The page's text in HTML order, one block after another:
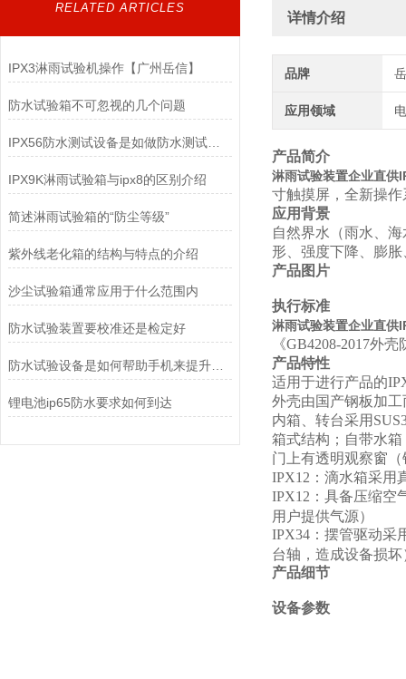
RELATED ARTICLES
IPX3淋雨试验机操作【广州岳信】
防水试验箱不可忽视的几个问题
IPX56防水测试设备是如做防水测试的（二）
IPX9K淋雨试验箱与ipx8的区别介绍
简述淋雨试验箱的“防尘等级”
紫外线老化箱的结构与特点的介绍
沙尘试验箱通常应用于什么范围内
防水试验装置要校准还是检定好
防水试验设备是如何帮助手机来提升防水性能的
锂电池ip65防水要求如何到达
详情介绍
品牌
应用领域
产品简介
淋雨试验装置企业直供
寸触摸屏，全新操
应用背景
自然界水（雨水、
形、强度下降、膨
产品图片
执行标准
淋雨试验装置企业直供
《GB4208-2017外
产品特性
适用于进行产品的
外壳由国产钢板加
内箱、转台采用
箱式结构；自带水
门上有透明观察窗
IPX12 ：滴水箱采
IPX12 ：具备压缩
用户提供气源）
IPX34 ：摆管驱动
台轴，造成设备损坏
产品细节
设备参数